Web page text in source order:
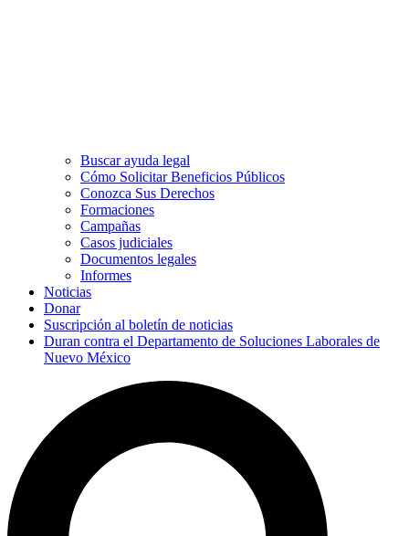
Buscar ayuda legal
Cómo Solicitar Beneficios Públicos
Conozca Sus Derechos
Formaciones
Campañas
Casos judiciales
Documentos legales
Informes
Noticias
Donar
Suscripción al boletín de noticias
Duran contra el Departamento de Soluciones Laborales de
Nuevo México